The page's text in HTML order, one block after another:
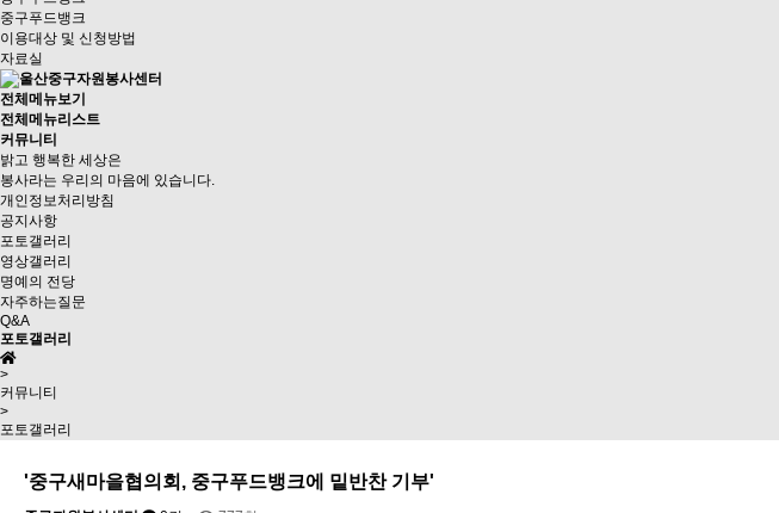
중구푸드뱅크
이용대상 및 신청방법
자료실
전체메뉴보기
전체메뉴리스트
커뮤니티
밝고 행복한 세상은
봉사라는 우리의 마음에 있습니다.
개인정보처리방침
공지사항
포토갤러리
영상갤러리
명예의 전당
자주하는질문
Q&A
포토갤러리
>
커뮤니티
>
포토갤러리
'중구새마을협의회, 중구푸드뱅크에 밑반찬 기부'